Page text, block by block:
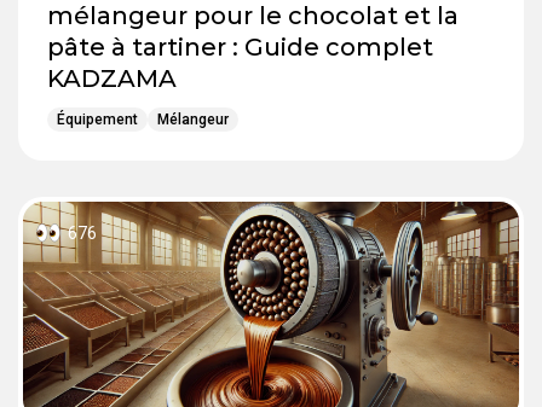
mélangeur pour le chocolat et la
pâte à tartiner : Guide complet
KADZAMA
Équipement Mélangeur
676